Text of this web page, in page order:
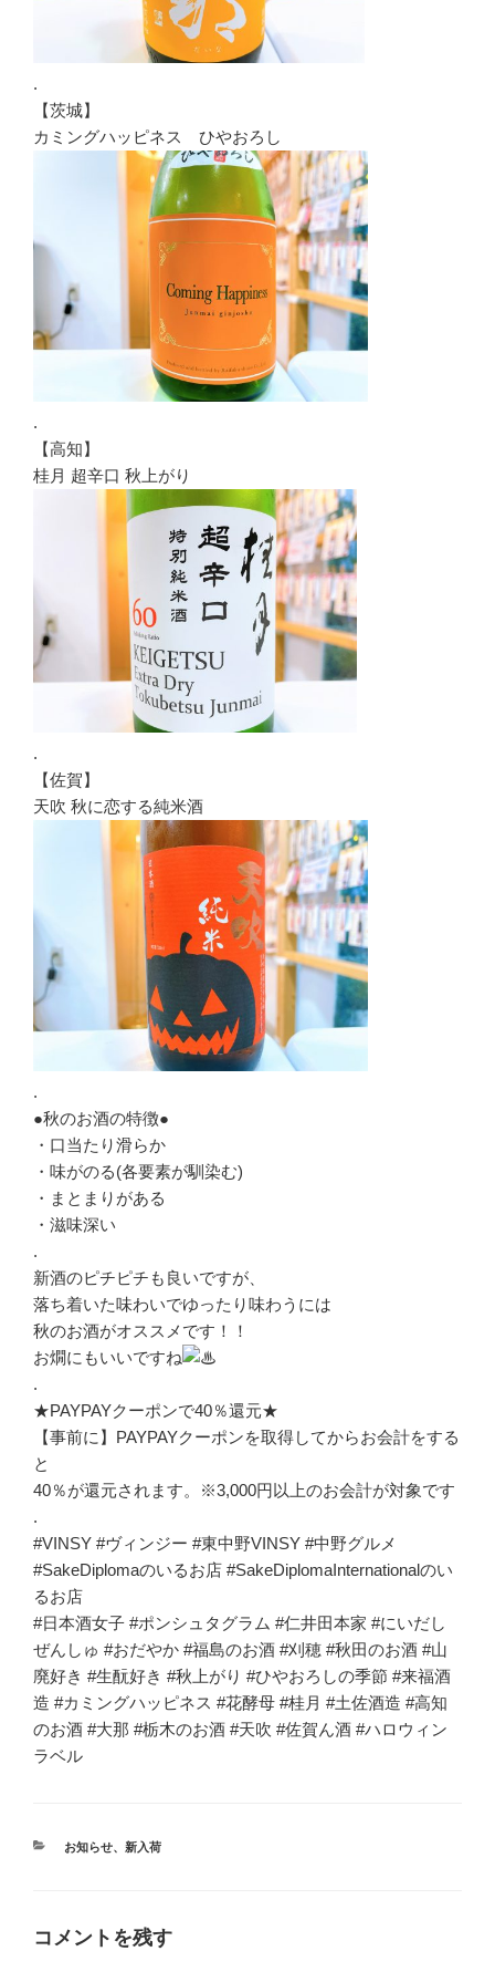
.
【茨城】
カミングハッピネス ひやおろし
.
【高知】
桂月 超辛口 秋上がり
.
【佐賀】
天吹 秋に恋する純米酒
.
●秋のお酒の特徴●
・口当たり滑らか
・味がのる(各要素が馴染む)
・まとまりがある
・滋味深い
.
新酒のピチピチも良いですが、
落ち着いた味わいでゆったり味わうには
秋のお酒がオススメです！！
お燗にもいいですね
.
★PAYPAYクーポンで40％還元★
【事前に】PAYPAYクーポンを取得してからお会計をする
と
40％が還元されます。※3,000円以上のお会計が対象です
.
#VINSY #ヴィンジー #東中野VINSY #中野グルメ
#SakeDiplomaのいるお店 #SakeDiplomaInternationalのい
るお店
#日本酒女子 #ポンシュタグラム #仁井田本家 #にいだし
ぜんしゅ #おだやか #福島のお酒 #刈穂 #秋田のお酒 #山
廃好き #生酛好き #秋上がり #ひやおろしの季節 #来福酒
造 #カミングハッピネス #花酵母 #桂月 #土佐酒造 #高知
のお酒 #大那 #栃木のお酒 #天吹 #佐賀ん酒 #ハロウィン
ラベル
カ
ー
お知らせ、 新入荷
コメントを残す